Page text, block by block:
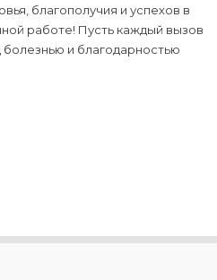
благополучия и успехов в
работе! Пусть каждый вызов
и благодарностью